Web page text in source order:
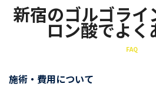
新宿のゴルゴラ
ロン酸でよく
FAQ
施術・費用について